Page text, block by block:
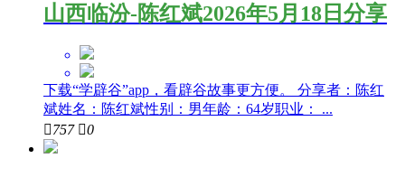
山西临汾-陈红斌2026年5月18日分享
下载“学辟谷”app，看辟谷故事更方便。 分享者：陈红
斌姓名：陈红斌性别：男年龄：64岁职业： ...
757 0